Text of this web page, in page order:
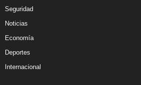
Seguridad
Noticias
Economía
Deportes
Internacional